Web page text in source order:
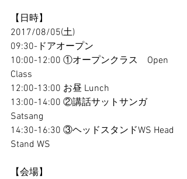
【日時】
2017/08/05(土)
09:30-ドアオープン
10:00-12:00 ①オープンクラス　Open
Class
12:00-13:00 お昼 Lunch
13:00-14:00 ②講話サットサンガ
Satsang
14:30-16:30 ③ヘッドスタンドWS Head
Stand WS
【会場】